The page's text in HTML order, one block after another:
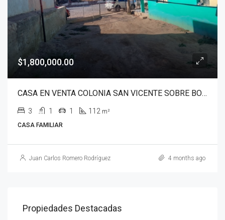
$1,800,000.00
CASA EN VENTA COLONIA SAN VICENTE SOBRE BOULEVARD BENITO JUAREZ
3 1 1 112 m²
CASA FAMILIAR
Juan Carlos Romero Rodríguez 4 months ago
Propiedades Destacadas